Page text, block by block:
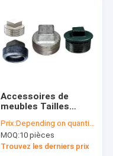
Accessoires de
meubles Tailles
rond en plastique
bouchon de bout de
tube noir pour
Prix:Depending on quantity
MOQ:10 pièces
Trouvez les derniers prix